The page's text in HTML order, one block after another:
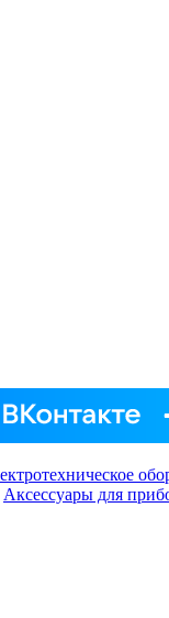
Аксессуары для